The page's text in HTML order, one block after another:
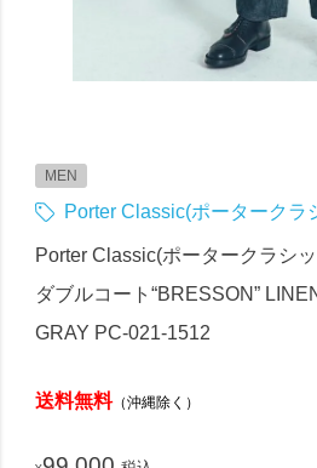
MEN
Porter Classic(ポータークラ
Porter Classic(ポータークラシ
ダブルコート“BRESSON”
GRAY PC-021-1512
送料無料（沖縄除く）